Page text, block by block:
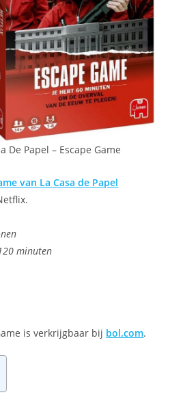
De Papel – Escape Game
van La Casa de Papel
minuten
is verkrijgbaar bij bol.com.